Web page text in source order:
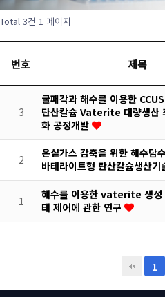
Total 3건 1 페이지
번호 제목
3
굴패각과 해수를 이용한
탄산칼슘 Vaterite 대량생산
화 공정개발
2
온실가스 감축을 위한 해수담
바테라이트형 탄산칼슘생산기
1
해수를 이용한 vaterite 생성
태 제어에 관한 연구
1